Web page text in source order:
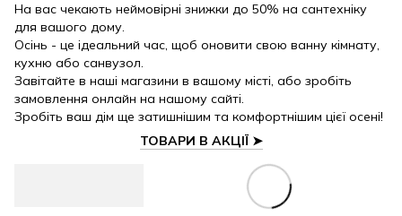
На вас чекають неймовірні знижки до 50% на сантехніку
для вашого дому.
Осінь - це ідеальний час, щоб оновити свою ванну кімнату,
кухню або санвузол.
Завітайте в наші магазини в вашому місті, або зробіть
замовлення онлайн на нашому сайті.
Зробіть ваш дім ще затишнішим та комфортнішим цієї осені!
ТОВАРИ В АКЦІЇ ➤